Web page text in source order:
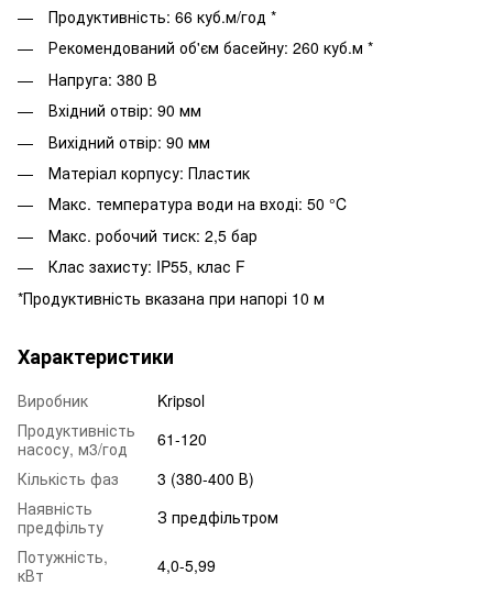
Продуктивність: 66 куб.м/год *
Рекомендований об'єм басейну: 260 куб.м *
Напруга: 380 В
Вхідний отвір: 90 мм
Вихідний отвір: 90 мм
Матеріал корпусу: Пластик
Макс. температура води на вході: 50 °C
Макс. робочий тиск: 2,5 бар
Клас захисту: IP55, клас F
*Продуктивність вказана при напорі 10 м
Характеристики
Виробник
Kripsol
Продуктивність
насосу, м3/год
61-120
Кількість фаз
3 (380-400 В)
Наявність
предфільту
З предфільтром
Потужність,
кВт
4,0-5,99